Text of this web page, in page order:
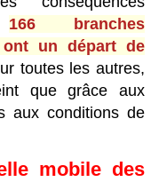
166 branches
ont un départ de
toutes les autres,
que grâce aux
aux conditions de
mobile des